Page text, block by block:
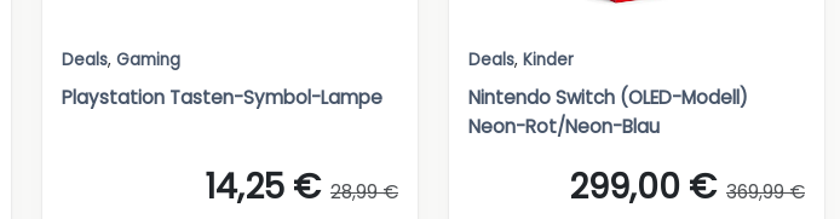
Deals, Gaming
Playstation Tasten-Symbol-Lampe
14,25 € 28,99 €
Deals, Kinder
Nintendo Switch (OLED-Modell)
Neon-Rot/Neon-Blau
299,00 € 369,99 €